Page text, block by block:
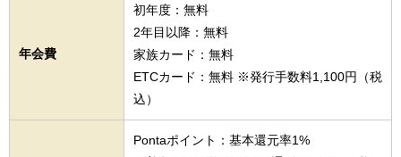
年会費
初年度：無料
2年目以降：無料
家族カード：無料
ETCカード：無料 ※発行手数料1,100円（税
込）
Pontaポイント：基本還元率1%